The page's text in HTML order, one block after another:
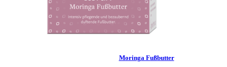
Moringa Fußbutter